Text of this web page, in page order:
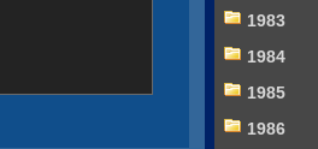
1983
1984
1985
1986